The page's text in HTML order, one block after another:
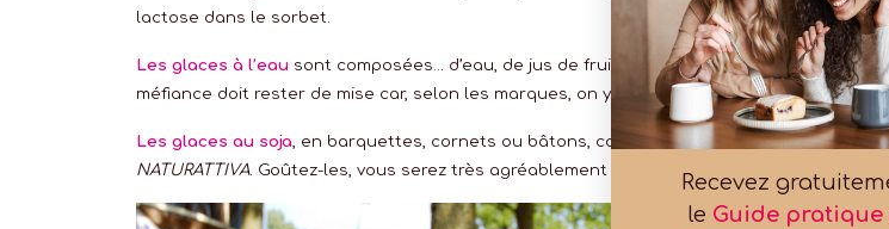
lactose dans le sorbet.
Les glaces à l’eau sont composées… d’eau, de jus de fruits, de sucres et de colorants. Or
méfiance doit rester de mise car, selon les marques, on y trouve régulièrement du lactose.
Les glaces au soja, en barquettes, cornets ou bâtons, commencent à faire leur
NATURATTIVA. Goûtez-les, vous serez très agréablement surpris !
Quant au cornet à glace, il
Recevez
le Guide pratique